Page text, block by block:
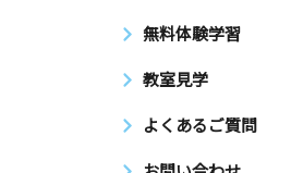
無料体験学習
教室見学
よくあるご質問